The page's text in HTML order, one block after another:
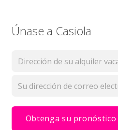
Únase a Casiola